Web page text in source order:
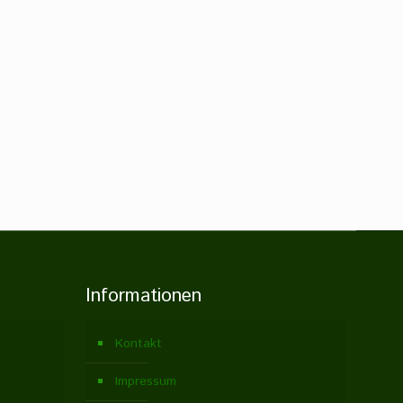
Informationen
Kontakt
Impressum